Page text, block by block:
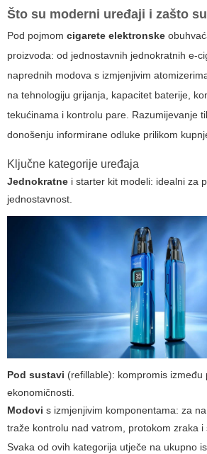
Što su moderni uređaji i zašto
Pod pojmom cigarete elektronske
proizvoda: od jednostavnih jednokratnih e-
naprednih modova s izmjenjivim
na tehnologiju grijanja, kapacitet baterije,
tekućinama i kontrolu pare. Razumijevanje
donošenju informirane odluke prilikom
Ključne kategorije uređaja
Jednokratne i starter kit modeli: idealni za
jednostavnost.
Pod sustavi (refillable): kompromis između
ekonomičnosti.
Modovi s izmjenjivim komponentama: za
traže kontrolu nad vatrom, protokom zraka i
Svaka od ovih kategorija utječe na ukupno